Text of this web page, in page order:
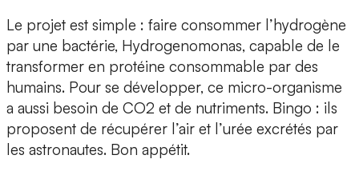
Le projet est simple : faire consommer l’hydrogène
par une bactérie, Hydrogenomonas, capable de le
transformer en protéine consommable par des
humains. Pour se développer, ce micro-organisme
a aussi besoin de CO2 et de nutriments. Bingo : ils
proposent de récupérer l’air et l’urée excrétés par
les astronautes. Bon appétit.